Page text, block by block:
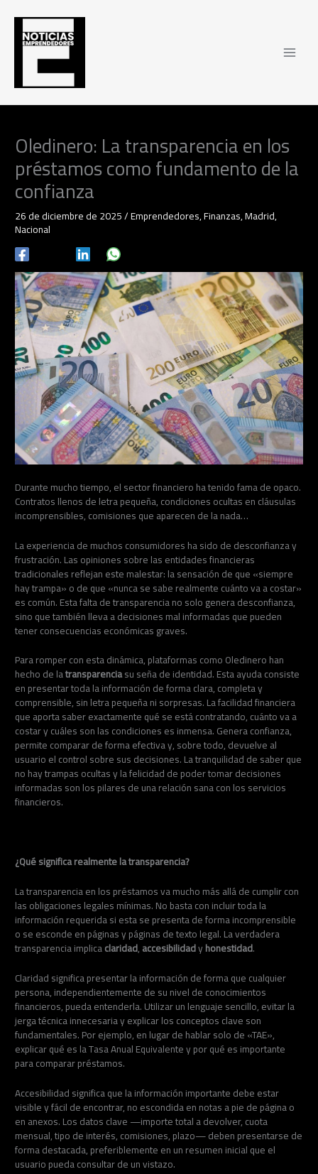
contenido
Oledinero: La transparencia en los
préstamos como fundamento de la
confianza
26 de diciembre de 2025/Emprendedores,Finanzas,Madrid,
Nacional
Durante mucho tiempo, el sector financiero ha tenido fama de opaco.
Contratos llenos de letra pequeña, condiciones ocultas en cláusulas
incomprensibles, comisiones que aparecen de la nada…
La experiencia de muchos consumidores ha sido de desconfianza y
frustración. Las opiniones sobre las entidades financieras
tradicionales reflejan este malestar: la sensación de que «siempre
hay trampa» o de que «nunca se sabe realmente cuánto va a costar»
es común. Esta falta de transparencia no solo genera desconfianza,
sino que también lleva a decisiones mal informadas que pueden
tener consecuencias económicas graves.
Para romper con esta dinámica, plataformas como Oledinero han
hecho de latransparenciasu seña de identidad. Esta ayuda consiste
en presentar toda la información de forma clara, completa y
comprensible, sin letra pequeña ni sorpresas. La facilidad financiera
que aporta saber exactamente qué se está contratando, cuánto va a
costar y cuáles son las condiciones es inmensa. Genera confianza,
permite comparar de forma efectiva y, sobre todo, devuelve al
usuario el control sobre sus decisiones. La tranquilidad de saber que
no hay trampas ocultas y la felicidad de poder tomar decisiones
informadas son los pilares de una relación sana con los servicios
financieros.
¿Qué significa realmente la transparencia?
La transparencia en los préstamos va mucho más allá de cumplir con
las obligaciones legales mínimas. No basta con incluir toda la
información requerida si esta se presenta de forma incomprensible
o se esconde en páginas y páginas de texto legal. La verdadera
transparencia implicaclaridad,accesibilidadyhonestidad.
Claridad significa presentar la información de forma que cualquier
persona, independientemente de su nivel de conocimientos
financieros, pueda entenderla. Utilizar un lenguaje sencillo, evitar la
jerga técnica innecesaria y explicar los conceptos clave son
fundamentales. Por ejemplo, en lugar de hablar solo de «TAE»,
explicar qué es la Tasa Anual Equivalente y por qué es importante
para comparar préstamos.
Accesibilidad significa que la información importante debe estar
visible y fácil de encontrar, no escondida en notas a pie de página o
en anexos. Los datos clave —importe total a devolver, cuota
mensual, tipo de interés, comisiones, plazo— deben presentarse de
forma destacada, preferiblemente en un resumen inicial que el
usuario pueda consultar de un vistazo.